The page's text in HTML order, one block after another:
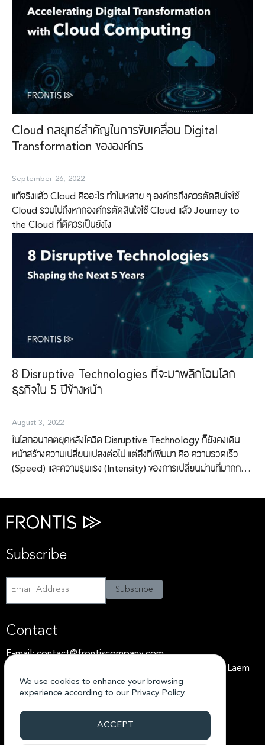
Search
for:
Search
Cloud กลยุทธ์สำคัญในการขับเคลื่อน Digital
Transformation ขององค์กร
September 26, 2022
แท้จริงแล้ว Cloud คืออะไร ทำไมหลาย ๆ องค์กรถึงควรตัดสินใจใช้
Cloud รวมไปถึงหากองค์กรตัดสินใจใช้ Cloud แล้ว Journey to
the Cloud ที่ดีควรเป็นยังไง
8 Disruptive Technologies ที่จะมาพลิกโฉมโลก
ธุรกิจใน 5 ปีข้างหน้า
August 3, 2022
ในโลกอนาคตยุคหลังโควิด Disruptive Technology ก็ยังคงเดิน
หน้าสร้างความเปลี่ยนแปลงต่อไป แต่สิ่งที่เพิ่มมา คือ ความรวดเร็ว
(Speed) และความรุนแรง (Intensity) ของการเปลี่ยนผ่านที่มากกว่า
Subscribe
Subscribe
Subscribe
Contact
E-mail:contact@frontiscompany.com
Address: 32 Chalaem Nimit 12, Bang Khlo, Bang Kho Laem
Bangkok 10120
Tel: +66 99-086-1100
We use cookies to enhance your browsing
experience according to our Privacy Policy.
ACCEPT